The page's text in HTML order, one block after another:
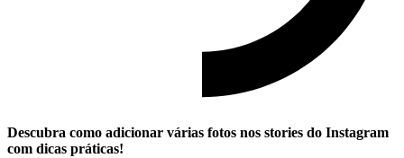
Descubra como adicionar várias ​fotos nos stories do Instagram
com dicas práticas!